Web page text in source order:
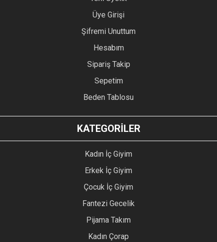
Üye Girişi
Şifremi Unuttum
Hesabım
Sipariş Takip
Sepetim
Beden Tablosu
KATEGORİLER
Kadın İç Giyim
Erkek İç Giyim
Çocuk İç Giyim
Fantezi Gecelik
Pijama Takım
Kadın Çorap